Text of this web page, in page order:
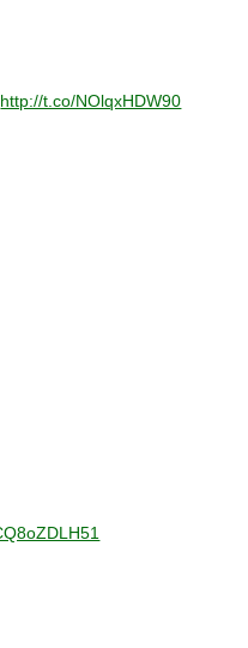
http://t.co/NOlqxHDW90